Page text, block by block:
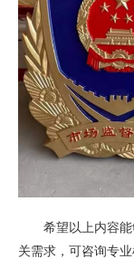
希望以上内容
关需求，可咨询专